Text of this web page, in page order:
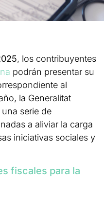
, los contribuyentes
podrán presentar su
al
la Generalitat
serie de
a aliviar la carga
iniciativas sociales y
fiscales para la